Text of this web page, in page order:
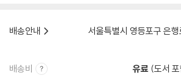
배송안내
서울특별시 영등포구 은
배송비 유료 (도서